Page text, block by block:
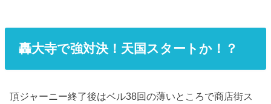
轟大寺で強対決！天国スタートか！？
頂ジャーニー終了後はベル38回の薄いところで商店街ス